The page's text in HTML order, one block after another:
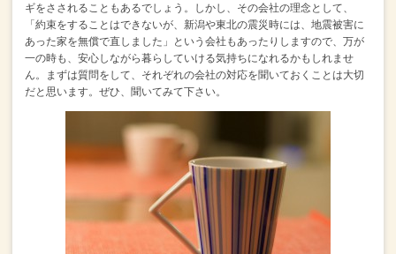
ギをさされることもあるでしょう。
しかし、その会社の理念として、
「約束をすることはできないが、新潟や東北の震災時には、地震被害に
あった家を無償で直しました」
という会社もあったりしますので、万が
一の時も、安心しながら暮らしていける気持ちになれるかもしれませ
ん。
まずは質問をして、それぞれの会社の対応を聞いておくことは大切
だと思います。 ぜひ、聞いてみて下さい。